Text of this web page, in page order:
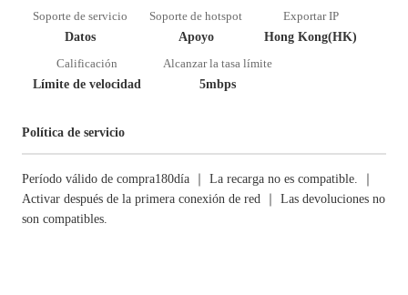
Soporte de servicio
Datos
Soporte de hotspot
Apoyo
Exportar IP
Hong Kong(HK)
Calificación
Límite de velocidad
Alcanzar la tasa límite
5mbps
Política de servicio
Período válido de compra180día ｜ La recarga no es compatible. ｜
Activar después de la primera conexión de red ｜ Las devoluciones no
son compatibles.